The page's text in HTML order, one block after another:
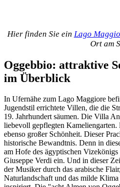
Hier finden Sie ein Lago
Ort am
Oggebbio: attraktive
im Überblick
In Ufernähe zum Lago Maggiore
Jugendstil errichtete Villen, die die
19. Jahrhundert säumen. Die Villa
liebevoll gepflegten
ebenso großer Schönheit. Dieser
historische Bewandtnis. Denn in
am Hofe des ägyptischen
Giuseppe Verdi ein. Und in dieser
der Musiker durch das arabische
Naturlandschaft und das milde